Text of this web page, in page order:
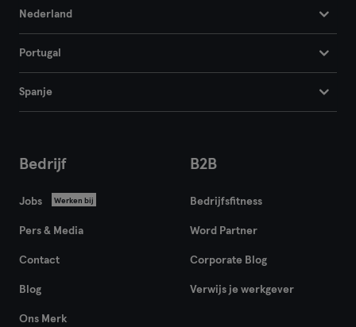
Nederland
Portugal
Spanje
Bedrijf
Jobs Werken bij
Pers & Media
Contact
Blog
Ons Merk
B2B
Bedrijfsfitness
Word Partner
Corporate Blog
Verwijs je werkgever